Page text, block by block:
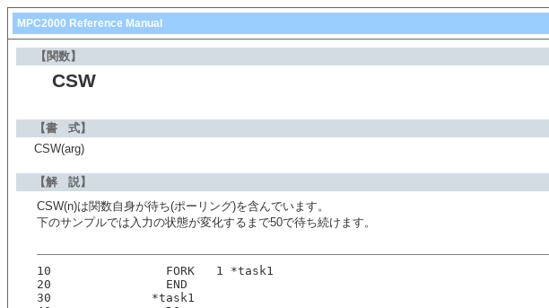
MPC2000 Reference Manual
【関数】
CSW
【書 式】
CSW(arg)
【解 説】
CSW(n)は関数自身が待ち(ポーリング)を含んでいます。
下のサンプルでは入力の状態が変化するまで50で待ち続けます。
10                FORK   1 *task1
20                END
30              *task1